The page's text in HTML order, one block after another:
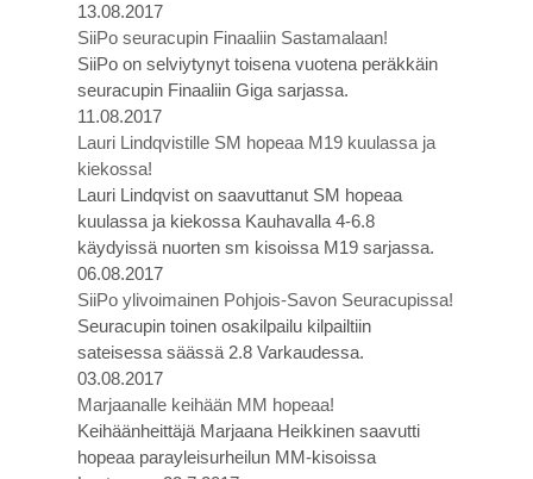
13.08.2017
SiiPo seuracupin Finaaliin Sastamalaan!
SiiPo on selviytynyt toisena vuotena peräkkäin
seuracupin Finaaliin Giga sarjassa.
11.08.2017
Lauri Lindqvistille SM hopeaa M19 kuulassa ja
kiekossa!
Lauri Lindqvist on saavuttanut SM hopeaa
kuulassa ja kiekossa Kauhavalla 4-6.8
käydyissä nuorten sm kisoissa M19 sarjassa.
06.08.2017
SiiPo ylivoimainen Pohjois-Savon Seuracupissa!
Seuracupin toinen osakilpailu kilpailtiin
sateisessa säässä 2.8 Varkaudessa.
03.08.2017
Marjaanalle keihään MM hopeaa!
Keihäänheittäjä Marjaana Heikkinen saavutti
hopeaa parayleisurheilun MM-kisoissa